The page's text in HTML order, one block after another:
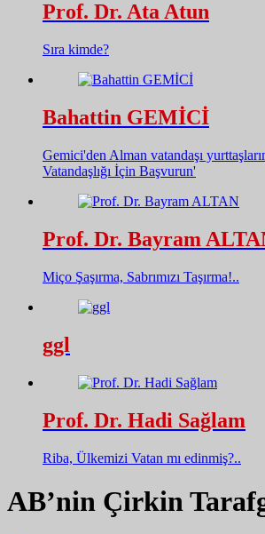
Prof. Dr. Ata Atun
Sıra kimde?
Bahattin GEMİCİ
Gemici'den Alman vatandaşı
Vatandaşlığı İçin Başvurun'
Prof. Dr. Bayram
Miço Şaşırma, Sabrımızı Taşırma!..
ggl
Prof. Dr. Hadi Sağlam
Riba, Ülkemizi Vatan mı edinmiş?..
AB’nin Çirkin